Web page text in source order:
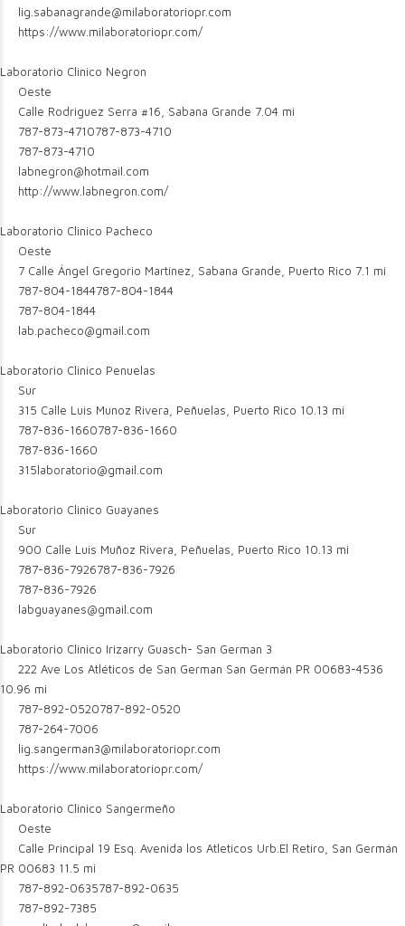
lig.sabanagrande@milaboratoriopr.com
https://www.milaboratoriopr.com/
Laboratorio Clinico Negron
Oeste
Calle Rodriguez Serra #16, Sabana Grande 7.04 mi
787-873-4710787-873-4710
787-873-4710
labnegron@hotmail.com
http://www.labnegron.com/
Laboratorio Clinico Pacheco
Oeste
7 Calle Ángel Gregorio Martínez, Sabana Grande, Puerto Rico 7.1 mi
787-804-1844787-804-1844
787-804-1844
lab.pacheco@gmail.com
Laboratorio Clinico Penuelas
Sur
315 Calle Luis Munoz Rivera, Peñuelas, Puerto Rico 10.13 mi
787-836-1660787-836-1660
787-836-1660
315laboratorio@gmail.com
Laboratorio Clinico Guayanes
Sur
900 Calle Luis Muñoz Rivera, Peñuelas, Puerto Rico 10.13 mi
787-836-7926787-836-7926
787-836-7926
labguayanes@gmail.com
Laboratorio Clinico Irizarry Guasch- San German 3
222 Ave Los Atléticos de San German San Germán PR 00683-4536
10.96 mi
787-892-0520787-892-0520
787-264-7006
lig.sangerman3@milaboratoriopr.com
https://www.milaboratoriopr.com/
Laboratorio Clinico Sangermeño
Oeste
Calle Principal 19 Esq. Avenida los Atleticos Urb.El Retiro, San Germán
PR 00683 11.5 mi
787-892-0635787-892-0635
787-892-7385